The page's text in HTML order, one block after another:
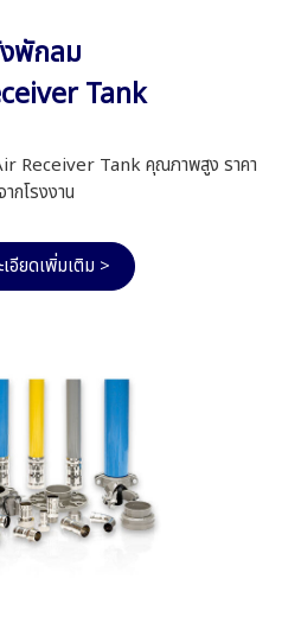
พักลม
Tank
Receiver Tank คุณภาพสูง ราคา
ากโรงงาน
เอียดเพิ่มเติม >